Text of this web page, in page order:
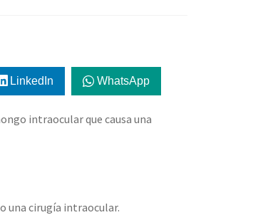
LinkedIn WhatsApp
intraocular que causa una
una cirugía intraocular.